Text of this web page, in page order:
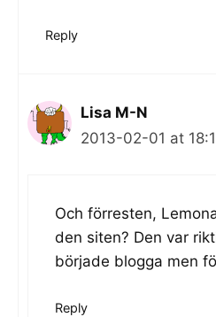
Reply
Lisa M-N
2013-02-01 at
Och förresten,
den siten? Den var
började blogga men
Reply